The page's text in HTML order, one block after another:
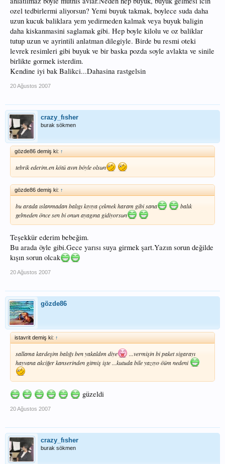
ozel tedbirlermi aliyorsun? Yemi buyuk takmak, boylece suda daha
uzun kucuk baliklara yem yedirmeden kalmak veya buyuk baligin
daha kiskanmasini saglamak gibi. Hep boyle kilolu ve oz baliklar
tutup uzun ve ayrintili anlatman dilegiyle. Birde bu resmi oteki
levrek resimleri gibi buyuk ve bir baska pozda soyle avlakta ve sinile
birlikte gormek isterdim.
Kendine iyi bak Balikci...Dahasina rastgelsin
20 Ağustos 2007
crazy_fısher
burak sökmen
gözde86 demiş ki: ↑
tebrik ederim.en kötü avın böyle olsun
gözde86 demiş ki: ↑
bu arada ıslanmadan balıgı kıyıya çekmek haram gibi sana
balık
gelmeden önce sen bi onun ayagına gidiyorsun
Teşekkür ederim bebeğim.
Bu arada öyle gibi.Gece yarısı suya girmek şart.Yazın sorun değilde
kışın sorun olcak
20 Ağustos 2007
gözde86
istavrit demiş ki: ↑
sallama kardeşim balığı ben yakaldım diye
...vermişin bi paket sigarayı
hayvana akciğer kanserinden gitmiş işte ...kutuda bile yazıyo öüm nedeni
güzeldi
20 Ağustos 2007
crazy_fısher
burak sökmen